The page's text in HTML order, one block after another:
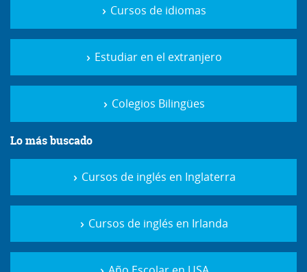
Cursos de idiomas
Estudiar en el extranjero
Colegios Bilingües
Lo más buscado
Cursos de inglés en Inglaterra
Cursos de inglés en Irlanda